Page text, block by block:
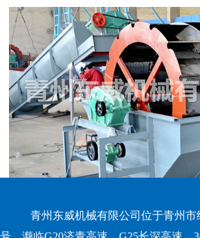
青州东威机械有限公司位于青州市